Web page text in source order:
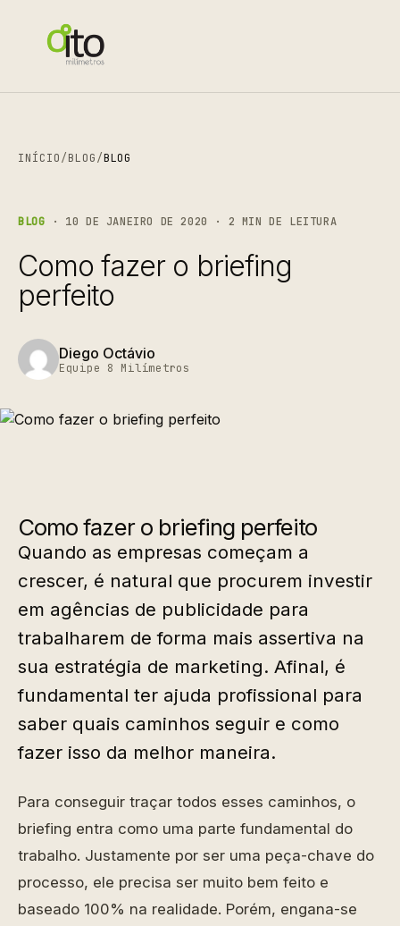
INÍCIO/BLOG/BLOG
BLOG · 10 DE JANEIRO DE 2020 · 2 MIN DE LEITURA
Como fazer o briefing
perfeito
Diego Octávio
Equipe 8 Milímetros
Como fazer o briefing perfeito
Quando as empresas começam a
crescer, é natural que procurem investir
em agências de publicidade para
trabalharem de forma mais assertiva na
sua estratégia de marketing. Afinal, é
fundamental ter ajuda profissional para
saber quais caminhos seguir e como
fazer isso da melhor maneira.
Para conseguir traçar todos esses caminhos, o
briefing entra como uma parte fundamental do
trabalho. Justamente por ser uma peça-chave do
processo, ele precisa ser muito bem feito e
baseado 100% na realidade. Porém, engana-se